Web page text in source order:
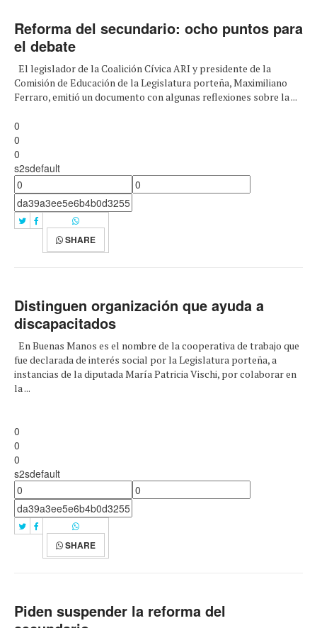
Reforma del secundario: ocho puntos para
el debate
El legislador de la Coalición Cívica ARI y presidente de la
Comisión de Educación de la Legislatura porteña, Maximiliano
Ferraro, emitió un documento con algunas reflexiones sobre la ...
0
0
0
s2sdefault
SHARE
Distinguen organización que ayuda a
discapacitados
En Buenas Manos es el nombre de la cooperativa de trabajo que
fue declarada de interés social por la Legislatura porteña, a
instancias de la diputada María Patricia Vischi, por colaborar en
la ...
0
0
0
s2sdefault
SHARE
Piden suspender la reforma del